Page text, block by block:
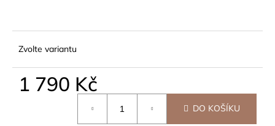
Zvolte variantu
1 790 Kč
DO KOŠÍKU
j
e